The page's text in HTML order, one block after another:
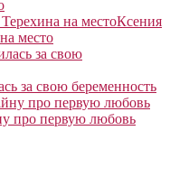
Ксения
место
за свою беременность
про первую любовь